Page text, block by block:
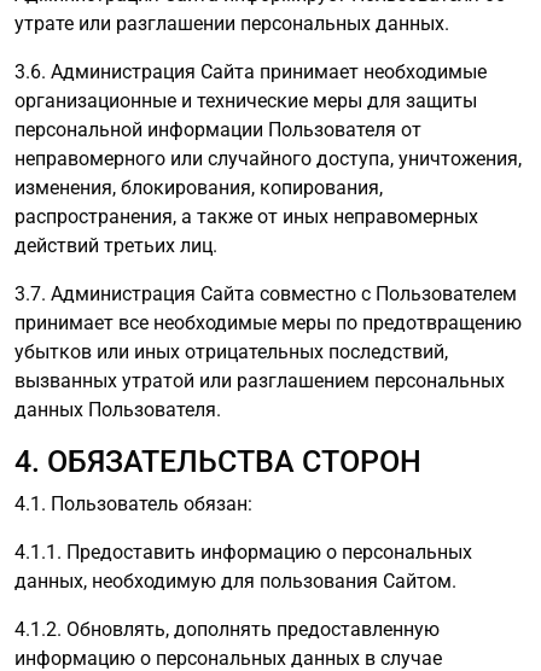
утрате или разглашении персональных данных.
3.6. Администрация Сайта принимает необходимые
организационные и технические меры для защиты
персональной информации Пользователя от
неправомерного или случайного доступа, уничтожения,
изменения, блокирования, копирования,
распространения, а также от иных неправомерных
действий третьих лиц.
3.7. Администрация Сайта совместно с Пользователем
принимает все необходимые меры по предотвращению
убытков или иных отрицательных последствий,
вызванных утратой или разглашением персональных
данных Пользователя.
4. ОБЯЗАТЕЛЬСТВА СТОРОН
4.1. Пользователь обязан:
4.1.1. Предоставить информацию о персональных
данных, необходимую для пользования Сайтом.
4.1.2. Обновлять, дополнять предоставленную
информацию о персональных данных в случае